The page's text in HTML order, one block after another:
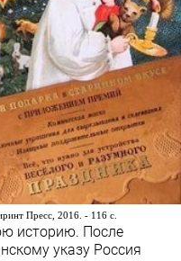
Пресс, 2016. - 116 с.
историю. После
указу Россия